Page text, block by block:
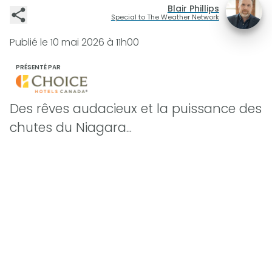
Blair Phillips
Special to The Weather Network
Publié le 10 mai 2026 à 11h00
PRÉSENTÉ PAR
Des rêves audacieux et la puissance des
chutes du Niagara...